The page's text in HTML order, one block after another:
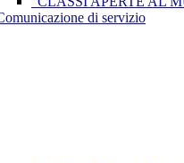
di servizio